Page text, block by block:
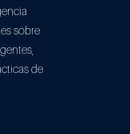
sobre
de